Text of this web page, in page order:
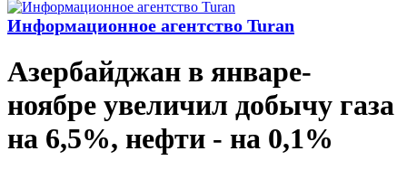
Информационное агентство Turan
Азербайджан в январе-
ноябре увеличил добычу газа
на 6,5%, нефти - на 0,1%